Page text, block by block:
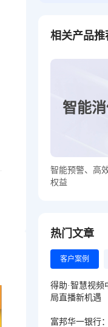
相关产品推
智能
智能预警、高
权益
热门文章
客户案例
得助·智慧视频
局直播新机遇
富邦华一银行